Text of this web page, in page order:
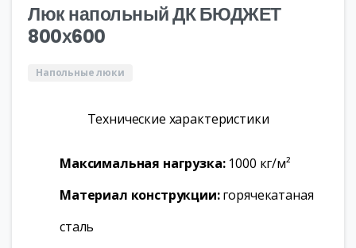
Люк напольный ДК БЮДЖЕТ
800х600
Напольные люки
Технические характеристики
Максимальная нагрузка:1000 кг/м²
Материал конструкции:горячекатаная
сталь